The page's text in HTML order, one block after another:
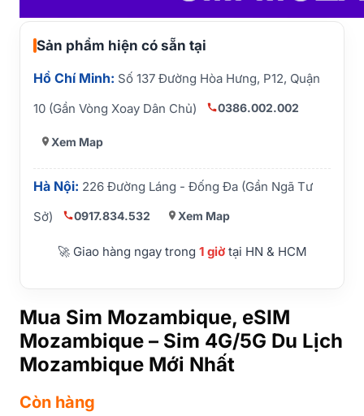
Sản phẩm hiện có sẵn tại
Hồ Chí Minh: Số 137 Đường Hòa Hưng, P12, Quận
10 (Gần Vòng Xoay Dân Chủ)
0386.002.002
Xem Map
Hà Nội: 226 Đường Láng - Đống Đa (Gần Ngã Tư
Sở)
0917.834.532 Xem Map
🚀 Giao hàng ngay trong 1 giờtại HN & HCM
Mua Sim Mozambique, eSIM
Mozambique – Sim 4G/5G Du Lịch
Mozambique Mới Nhất
Còn hàng